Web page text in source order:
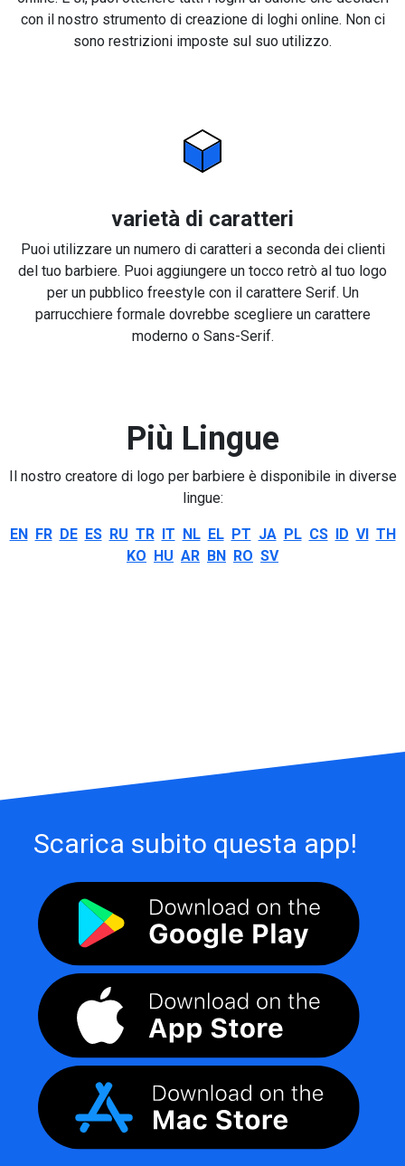
con il nostro strumento di creazione di loghi online. Non ci
sono restrizioni imposte sul suo utilizzo.
varietà di caratteri
Puoi utilizzare un numero di caratteri a seconda dei clienti
del tuo barbiere. Puoi aggiungere un tocco retrò al tuo logo
per un pubblico freestyle con il carattere Serif. Un
parrucchiere formale dovrebbe scegliere un carattere
moderno o Sans-Serif.
Più Lingue
Il nostro creatore di logo per barbiere è disponibile in diverse
lingue:
EN FR DE ES RU TR IT NL EL PT JA PL CS ID VI TH
KO HU AR BN RO SV
Scarica subito questa app!